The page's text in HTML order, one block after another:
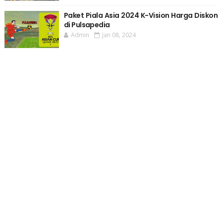
Paket Piala Asia 2024 K-Vision Harga Diskon
di Pulsapedia
Admin Jan 08, 2024